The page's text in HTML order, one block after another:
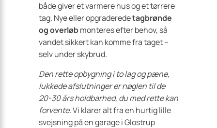
både giver et varmere hus og et tørrere
tag. Nye eller opgraderedetagbrønde
og overløbmonteres efter behov, så
vandet sikkert kan komme fra taget –
selv under skybrud.
Den rette opbygning i to lag og pæne,
lukkede afslutninger er nøglen til de
20-30 års holdbarhed, du med rette kan
forvente.Vi klarer alt fra en hurtig lille
svejsning på en garage i Glostrup